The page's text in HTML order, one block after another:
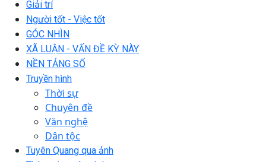
Giải trí
Người tốt - Việc tốt
GÓC NHÌN
XÃ LUẬN - VẤN ĐỀ KỲ NÀY
NỀN TẢNG SỐ
Truyền hình
Thời sự
Chuyên đề
Văn nghệ
Dân tộc
Tuyên Quang qua ảnh